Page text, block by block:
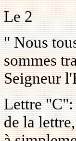
Le 2
" Nous
sommes
Seigneur
Lettre "C":
de la